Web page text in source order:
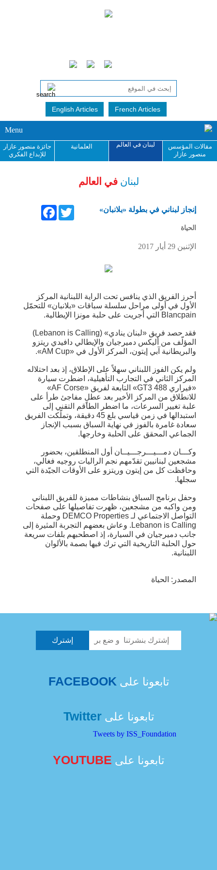
English Articles French Articles
Menu
مقالات المؤسس
منصور عازار
لبنان في العالم العلمانية
جائزة منصور عازار
للإبداع الفكري
لبنان في العالم
FacebookTwitter إنجاز لبناني في بطولة «بلانبان»
الحياة
الإثنين 29 أيار 2017
أحرز الفريق الذي ينافس تحت الراية اللبنانية المركز
الأول في أولى مراحل سلسلة سباقات «بلانبان» للتحمّل
Blancpain التي أجريت على حلبة مونزا الإيطالية.
فقد حصد فريق «لبنان ينادي» (Lebanon is Calling)
المؤلّف من أليكس دميرجيان والإيطالي دافيدي ريتزو
والبريطانية آبي إيتون، المركز الأول في «AM Cup».
ولم يكن الفوز اللبناني سهلاً على الإطلاق، إذ بعد احتلاله
المركز الثاني في التجارب التأهيلية، اضطرت سيارة
«فيراري 488 GT3» التابعة لفريق «AF Corse»
للانطلاق من المركز الأخير بعد عطلٍ مفاجئ طرأ على
علبة تغيير السرعات، ما اضطر الطاقم التقني إلى
استبدالها في زمن قياسي بلغ 45 دقيقة، وتملّكت الفريق
سعادة غامرة بالفوز في نهاية السباق بسبب الإنجاز
الجماعي المحقق على الحلبة وخارجها.
وكـــان دمـــيـــرجـــيــان أول المنطلقين، بحضور
مشجعين لبنانيين تقدّمهم نجم الراليات روجيه فغالي،
وحافظت كل من إيتون وريتزو على الأوقات الجيّدة التي
سجلها.
وحفل برنامج السباق بنشاطات مميزة للفريق اللبناني
ومن واكبه من مشجعين، ظهرت تفاصيلها على صفحات
التواصل الاجتماعي لـ DEMCO Properties وحملة
Lebanon is Calling. وعاش بعضهم التجربة المثيرة إلى
جانب دميرجيان في السيارة، إذ اصطحبهم بلفات سريعة
حول الحلبة التاريخية التي ترك فيها بصمة بالألوان
اللبنانية.
المصدر: الحياة
تابعونا على FACEBOOK
تابعونا علىTwitter
Tweets by ISS_Foundation
تابعونا على YOUTUBE